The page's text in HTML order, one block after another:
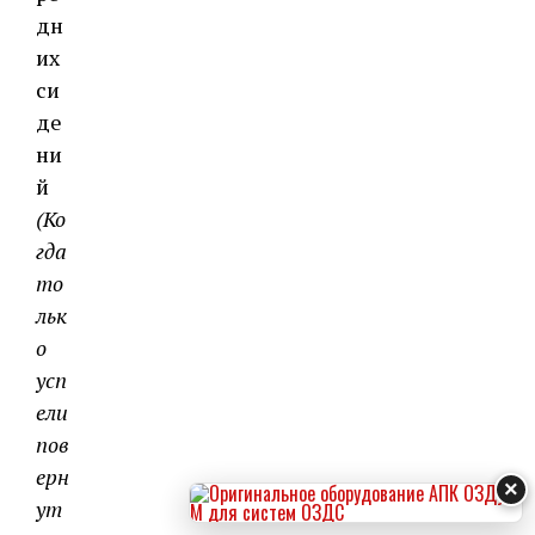
дн
их
си
де
ни
й
(Ко
гда
то
льк
о
усп
ели
пов
ерн
ут
×